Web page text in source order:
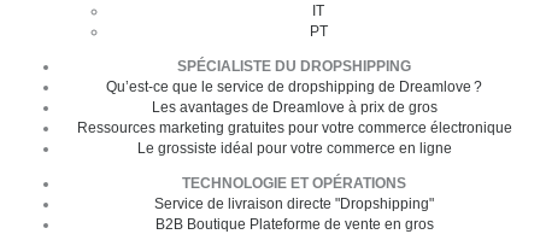
IT
PT
SPÉCIALISTE DU DROPSHIPPING
Qu’est-ce que le service de dropshipping de Dreamlove ?
Les avantages de Dreamlove à prix de gros
Ressources marketing gratuites pour votre commerce électronique
Le grossiste idéal pour votre commerce en ligne
TECHNOLOGIE ET OPÉRATIONS
Service de livraison directe "Dropshipping"
B2B Boutique Plateforme de vente en gros